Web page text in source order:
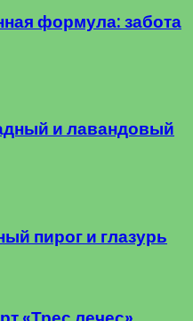
формула: забота
и лавандовый
пирог и глазурь